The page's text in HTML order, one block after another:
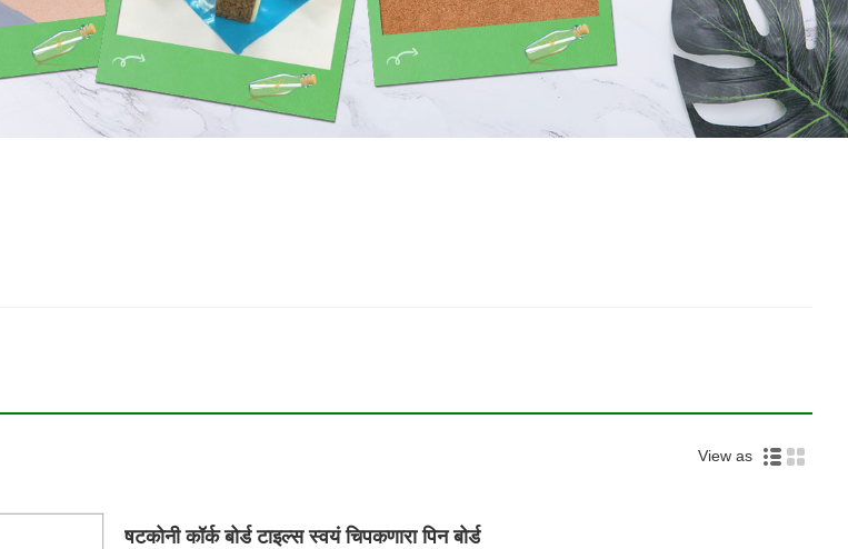
View as
षटकोनी कॉर्क बोर्ड टाइल्स स्वयं चिपकणारा पिन बोर्ड